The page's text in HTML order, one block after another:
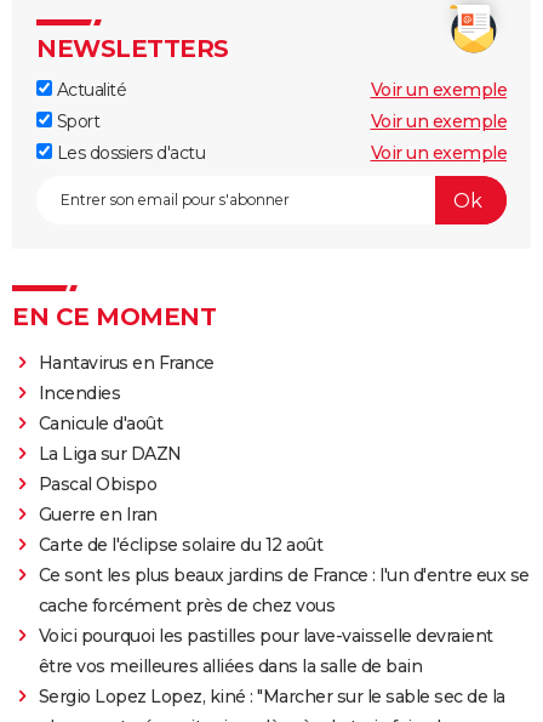
NEWSLETTERS
Actualité
Voir un exemple
Sport
Voir un exemple
Les dossiers d'actu
Voir un exemple
EN CE MOMENT
Hantavirus en France
Incendies
Canicule d'août
La Liga sur DAZN
Pascal Obispo
Guerre en Iran
Carte de l'éclipse solaire du 12 août
Ce sont les plus beaux jardins de France : l'un d'entre eux se
cache forcément près de chez vous
Voici pourquoi les pastilles pour lave-vaisselle devraient
être vos meilleures alliées dans la salle de bain
Sergio Lopez Lopez, kiné : "Marcher sur le sable sec de la